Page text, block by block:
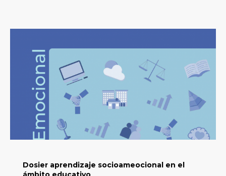
Dosier aprendizaje socioameocional en el